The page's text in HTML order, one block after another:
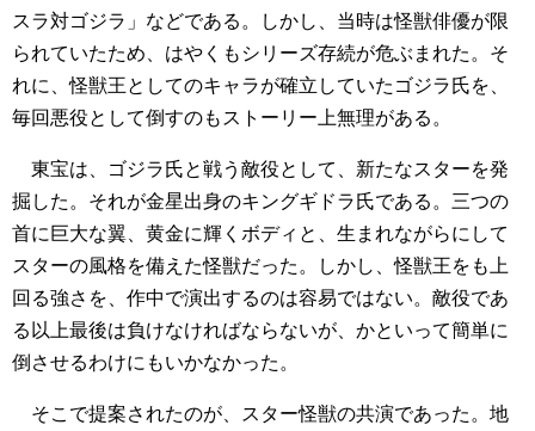
スラ対ゴジラ」などである。しかし、当時は怪獣俳優が限
られていたため、はやくもシリーズ存続が危ぶまれた。そ
れに、怪獣王としてのキャラが確立していたゴジラ氏を、
毎回悪役として倒すのもストーリー上無理がある。
東宝は、ゴジラ氏と戦う敵役として、新たなスターを発
掘した。それが金星出身のキングギドラ氏である。三つの
首に巨大な翼、黄金に輝くボディと、生まれながらにして
スターの風格を備えた怪獣だった。しかし、怪獣王をも上
回る強さを、作中で演出するのは容易ではない。敵役であ
る以上最後は負けなければならないが、かといって簡単に
倒させるわけにもいかなかった。
そこで提案されたのが、スター怪獣の共演であった。地